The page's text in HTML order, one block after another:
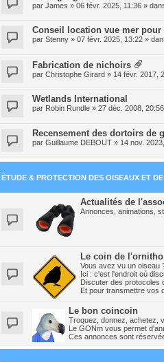
par James » 06 févr. 2025, 11:36 »
Conseil location vue mer
par Stenny » 07 févr. 2025, 13:22 »
Fabrication de nichoirs
par Christophe Girard » 14 févr. 2017,
Wetlands International
par Robin Rundle » 27 déc. 2008,
Recensement des dortoirs de
par Guillaume DEBOUT » 14 nov.
ÉTUDE & PROTECTION DES OISEAUX ET
Actualités de
Annonces, animations,
Le coin de
Vous avez vu un oiseau
Ici : c'est l'endroit où
Discuter des protocoles
Et pour transmettre vos
Le bon coincoin
Troquez, donnez, achetez,
Le GONm vous permet
Ces annonces sont